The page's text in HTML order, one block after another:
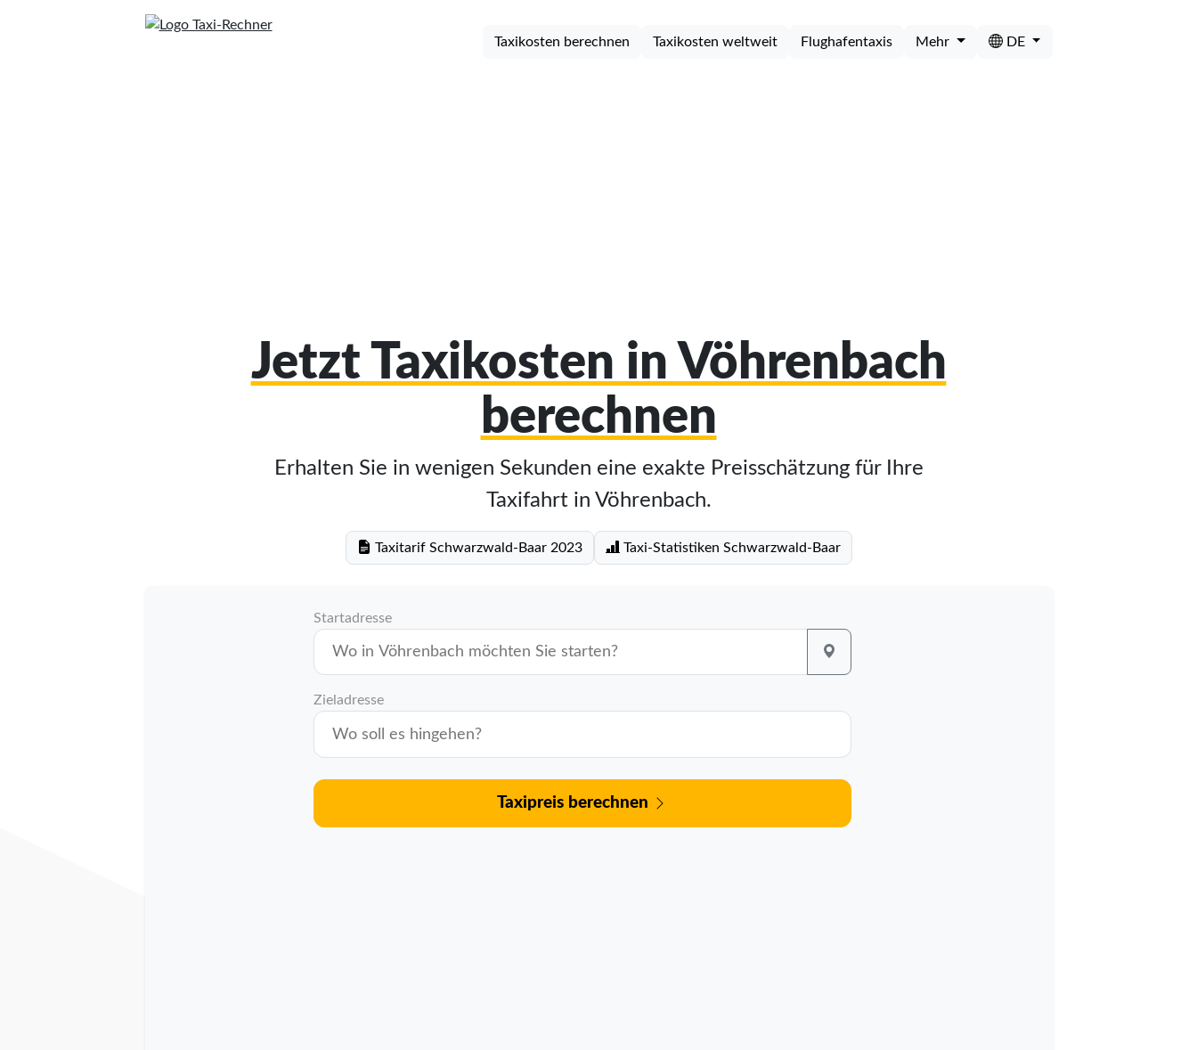
Taxikosten berechnen Taxikosten weltweit Flughafentaxis Mehr DE
Jetzt Taxikosten in Vöhrenbach
berechnen
Erhalten Sie in wenigen Sekunden eine exakte Preisschätzung für Ihre
Taxifahrt in Vöhrenbach.
Taxitarif Schwarzwald-Baar 2023 Taxi-Statistiken Schwarzwald-Baar
Startadresse
Zieladresse
Taxipreis berechnen